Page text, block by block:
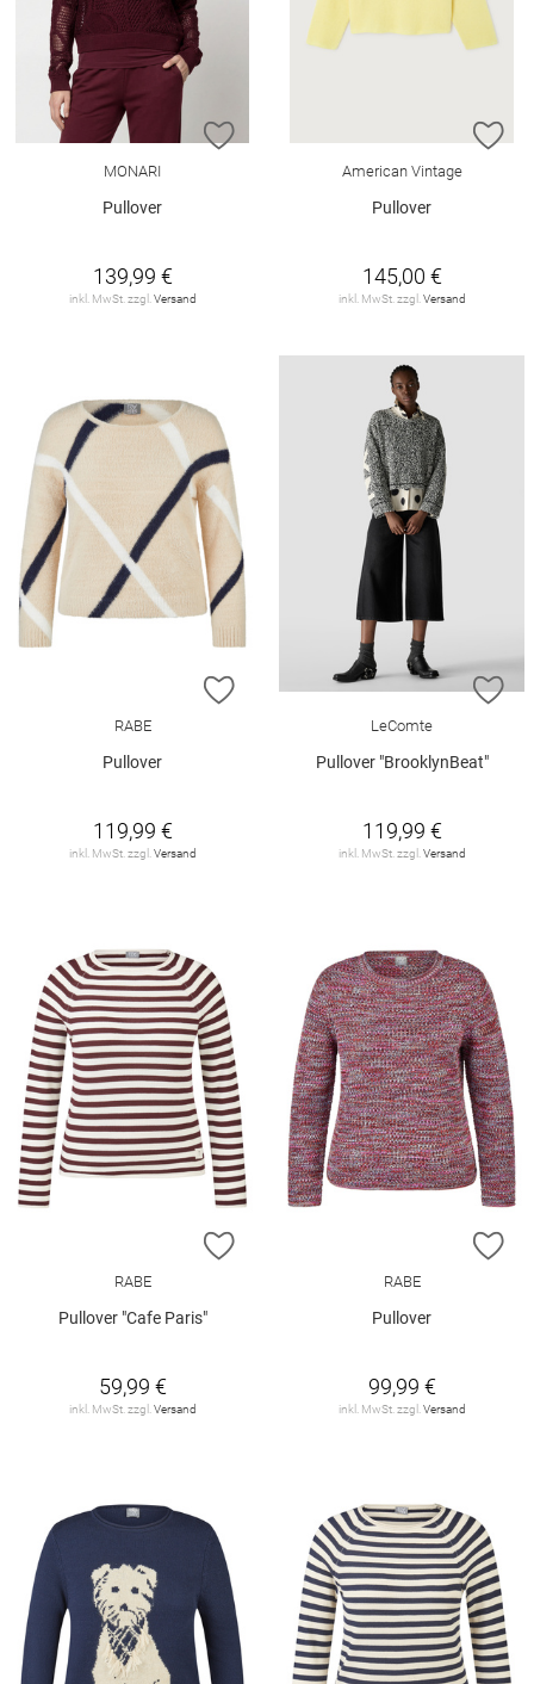
ZUR WUNSCHLISTE HINZUFÜGEN
MONARI
Pullover
139,99 €
inkl. MwSt. zzgl. Versand
American Vintage
Pullover
145,00 €
inkl. MwSt. zzgl. Versand
ZUR WUNSCHLISTE HINZUFÜGEN
RABE
Pullover
119,99 €
inkl. MwSt. zzgl.Versand
LeComte
Pullover "BrooklynBeat"
119,99 €
inkl. MwSt. zzgl.Versand
ZUR WUNSCHLISTE HINZUFÜGEN
RABE
Pullover "Cafe Paris"
59,99 €
inkl. MwSt. zzgl. Versand
RABE
Pullover
99,99 €
inkl. MwSt. zzgl. Versand